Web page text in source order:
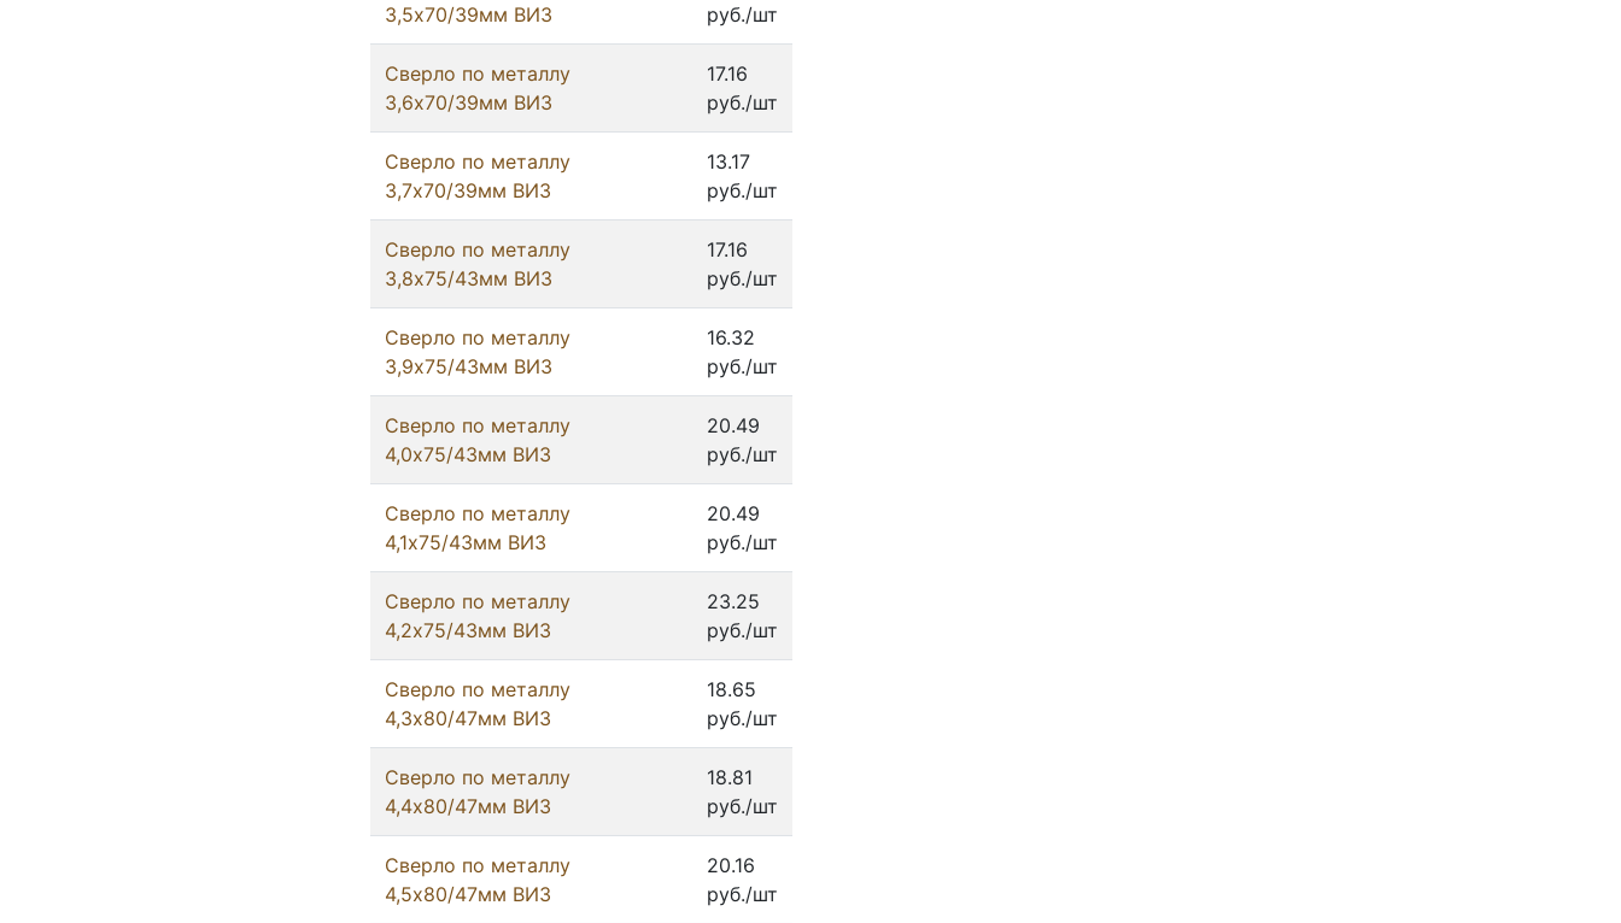
3,5х70/39мм ВИЗ
руб./шт
Сверло по металлу
3,6х70/39мм ВИЗ
17.16
руб./шт
Сверло по металлу
3,7х70/39мм ВИЗ
13.17
руб./шт
Сверло по металлу
3,8х75/43мм ВИЗ
17.16
руб./шт
Сверло по металлу
3,9х75/43мм ВИЗ
16.32
руб./шт
Сверло по металлу
4,0х75/43мм ВИЗ
20.49
руб./шт
Сверло по металлу
4,1х75/43мм ВИЗ
20.49
руб./шт
Сверло по металлу
4,2х75/43мм ВИЗ
23.25
руб./шт
Сверло по металлу
4,3х80/47мм ВИЗ
18.65
руб./шт
Сверло по металлу
4,4х80/47мм ВИЗ
18.81
руб./шт
Сверло по металлу
4,5х80/47мм ВИЗ
20.16
руб./шт